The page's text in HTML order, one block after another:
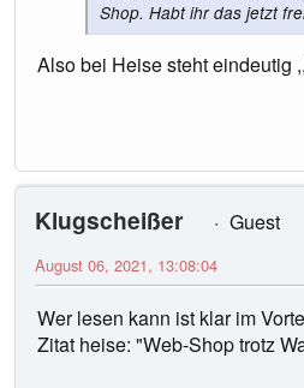
Shop. Habt ihr das jetzt
Also bei Heise steht eindeutig
Klugscheißer
Guest
August 06, 2021, 13:08:04
Wer lesen kann ist klar im
Zitat heise: "Web-Shop trotz